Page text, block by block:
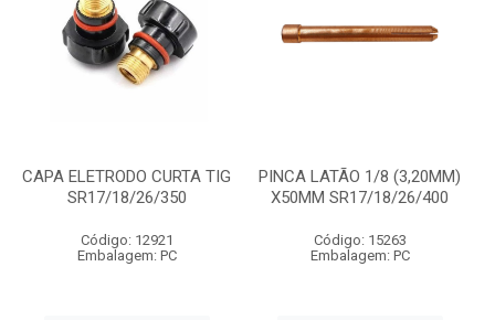
CAPA ELETRODO CURTA TIG
SR17/18/26/350
Código: 12921
Embalagem: PC
PINCA LATÃO 1/8 (3,20MM)
X50MM SR17/18/26/400
Código: 15263
Embalagem: PC